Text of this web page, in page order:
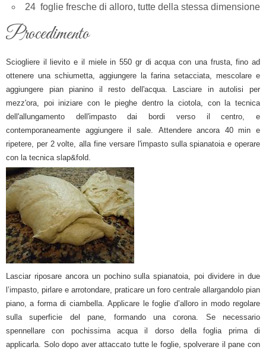
24 foglie fresche di alloro, tutte della stessa dimensione
Procedimento
Sciogliere il lievito e il miele in 550 gr di acqua con una frusta, fino ad
ottenere una schiumetta, aggiungere la farina setacciata, mescolare e
aggiungere pian pianino il resto dell'acqua.
Lasciare in autolisi per
mezz'ora, poi iniziare con le pieghe dentro la ciotola, con la tecnica
dell'allungamento dell'impasto dai bordi verso il centro, e
contemporaneamente aggiungere il sale. Attendere ancora 40 min e
ripetere, per 2 volte, alla fine versare l'impasto sulla spianatoia e operare
con la tecnica slap&fold.
Lasciar riposare ancora un pochino sulla spianatoia, poi dividere in due
l’impasto, pirlare e arrotondare, praticare un foro centrale allargandolo pian
piano, a forma di ciambella.Applicare le foglie d’alloro in modo regolare
sulla superficie del pane, formando una corona. Se necessario
spennellare con pochissima acqua il dorso della foglia prima di
applicarla. Solo dopo aver attaccato tutte le foglie, spolverare il pane con